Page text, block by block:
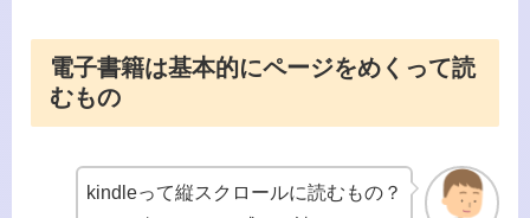
電子書籍は基本的にページをめくって読
むもの
kindleって縦スクロールに読むもの？